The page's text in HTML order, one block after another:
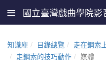
國立臺灣戲曲學院影
知識庫 目錄總覽
走在鋼索上的
走鋼索的技巧動作
媒體